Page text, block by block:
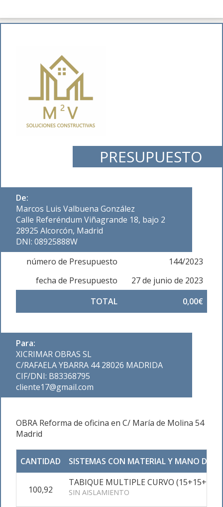
PRESUPUESTO
De:
Marcos Luis Valbuena González
Calle Referéndum Viñagrande 18, bajo 2
28925 Alcorcón, Madrid
DNI: 08925888W
número de Presupuesto
144/2023
fecha de Presupuesto
27 de junio de 2023
TOTAL
0,00€
Para:
XICRIMAR OBRAS SL
C/RAFAELA YBARRA 44 28026 MADRIDA
CIF/DNI: B83368795
cliente17@gmail.com
OBRA Reforma de oficina en C/ María de Molina 54
Madrid
CANTIDAD SISTEMAS CON MATERIAL Y MANO DE
100,92
TABIQUE MULTIPLE CURVO
SIN AISLAMIENTO